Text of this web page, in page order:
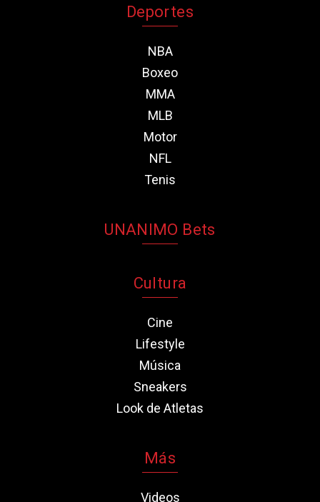
Deportes
NBA
Boxeo
MMA
MLB
Motor
NFL
Tenis
UNANIMO Bets
Cultura
Cine
Lifestyle
Música
Sneakers
Look de Atletas
Más
Videos